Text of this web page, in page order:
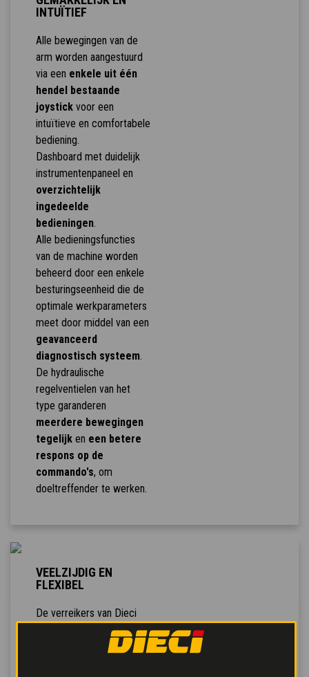
INTUÏTIEF
Alle bewegingen van de
arm worden aangestuurd
via een enkele uit één
hendel bestaande
joystickvoor een
intuïtieve en comfortabele
bediening.
Dashboard met duidelijk
instrumentenpaneel en
overzichtelijk
ingedeelde
bedieningen.
Alle bedieningsfuncties
van de machine worden
beheerd door een enkele
besturingseenheid die de
optimale werkparameters
meet door middel van een
geavanceerd
diagnostisch systeem.
De hydraulische
regelventielen van het
type garanderen
meerdere bewegingen
tegelijken een betere
respons op de
commando's, om
doeltreffender te werken.
VEELZIJDIG EN
FLEXIBEL
De verreikers van Dieci
zijn ontwikkeld om de